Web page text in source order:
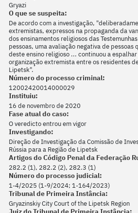
Gryazi
O que se suspeita:
De acordo com a investigação,
extremistas, expressos na propaganda da
dos ensinamentos religiosos das
pessoas, uma avaliação negativa de pessoas
deste ensino religioso ... continuou a
organização extremista entre os residentes
Lipetsk".
Número do processo criminal:
12002420014000029
Instituiu:
16 de novembro de 2020
Fase atual do caso:
O veredicto entrou em vigor
Investigando:
Direção de Investigação da Comissão de
Rússia para a Região de Lipetsk
Artigos do Código Penal da Federação
282.2 (1), 282.2 (2), 282.3 (1)
Número do processo judicial:
1-4/2025 (1-9/2024; 1-164/2023)
Tribunal de Primeira Instância:
Gryazinskiy City Court of the Lipetsk Region